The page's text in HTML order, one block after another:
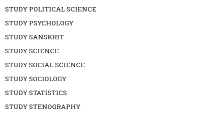
STUDY POLITICAL SCIENCE
STUDY PSYCHOLOGY
STUDY SANSKRIT
STUDY SCIENCE
STUDY SOCIAL SCIENCE
STUDY SOCIOLOGY
STUDY STATISTICS
STUDY STENOGRAPHY